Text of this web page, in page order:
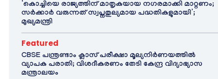
‘കൊച്ചിയെ രാജ്യത്തിന് മാതൃകയായ നഗരമാക്കി മാറ്റണം;
സർക്കാർ വരുന്നത് സ്വപ്നതുല്യമായ പദ്ധതികളുമായി’;
മുഖ്യമന്ത്രി
Featured
CBSE പന്ത്രണ്ടാം ക്ലാസ് പരീക്ഷാ മൂല്യനിർണയത്തിൽ
വ്യാപക പരാതി; വിശദീകരണം തേടി കേന്ദ്ര വിദ്യാഭ്യാസ
മന്ത്രാലയം